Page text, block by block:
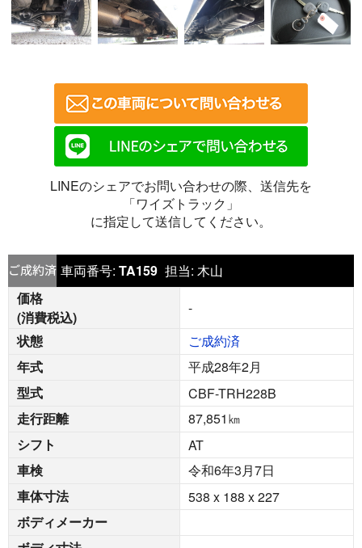
LINEのシェアでお問い合わせの際、送信先を
「ワイズトラック」
に指定して送信してください。
車両番号: TA159 担当: 木山
価格
(消費税込)
-
状態
ご成約済
年式
平成28年2月
型式
CBF-TRH228B
走行距離
87,851㎞
シフト
AT
車検
令和6年3月7日
車体寸法
538 x 188 x 227
ボディメーカー